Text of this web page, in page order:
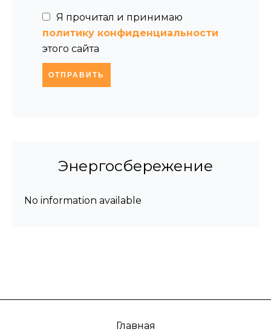
Я прочитал и принимаю
политику конфиденциальности
этого сайта
ОТПРАВИТЬ
Энергосбережение
No information available
Главная